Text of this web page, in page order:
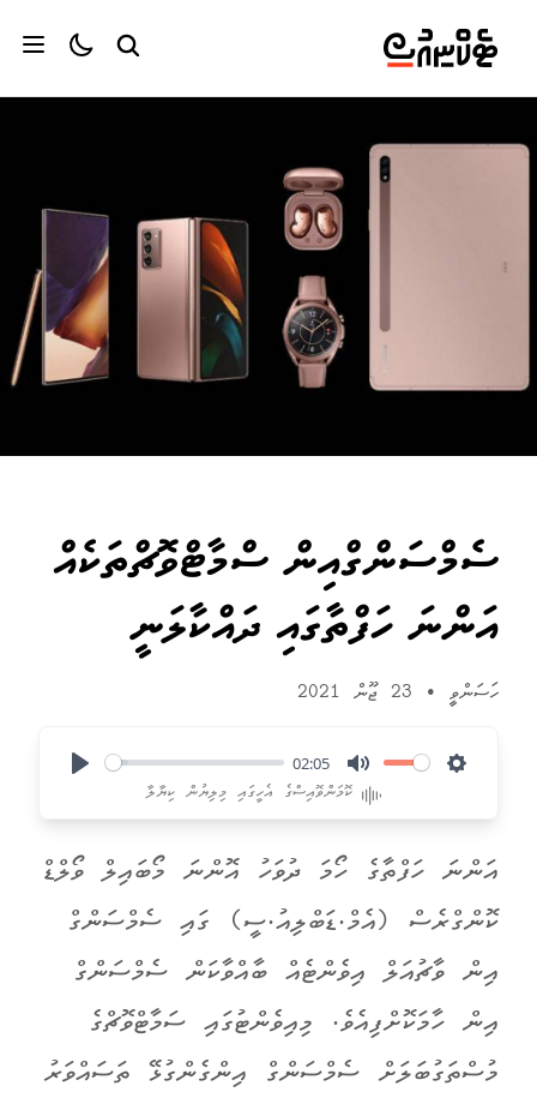
ސެމްސަންގްއިން ސްމާޓްވޮޗްތަކެއް
އަންނަ ހަފްތާގައި ދައްކާލަނީ
ހަސަންވީ •
02:05
Mute ކޮމަންވޮއިސްގެ އެހީގައި މިލިޔުން ކިޔާލާ
އަންނަ ހަފްތާގެ ހޯމަ ދުވަހު އޮންނަ މޯބައިލް ވޯލްޑް
ކޮންގްރެސް (އެމް.ޑަބްލިއު.ސީ) ގައި ސެމްސަންގް
އިން ވާޗުއަލް އިވެންޓެއް ބާއްވާކަން ސެމްސަންގް
އިން ހާމަކޮށްފިއެވެ. މިއިވެންޓުގައި ސަމާޓްވޮޗްގެ
މުސްތަގުބަލަށް ސެމްސަންގް އިންގެންގުޅޭ ތަސައްވަރު